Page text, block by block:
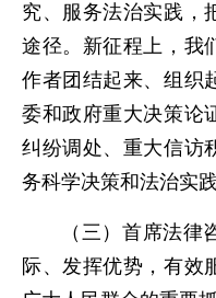
究、服务法治实践，
途径。新征程上，我
作者团结起来、组织
委和政府重大决策论
纠纷调处、重大信访
务科学决策和法治实践
（三）首席法
际、发挥优势，有效